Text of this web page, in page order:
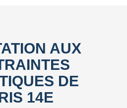
AUX
DE
14E